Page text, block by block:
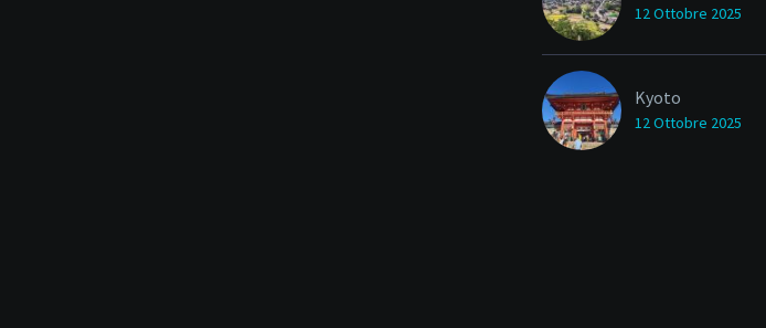
12 Ottobre 2025
Kyoto
12 Ottobre 2025